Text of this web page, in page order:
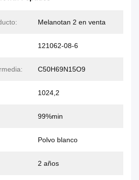
Melanotan 2 en venta
121062-08-6
C50H69N15O9
1024,2
99%min
Polvo blanco
2 años